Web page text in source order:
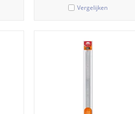
Vergelijken